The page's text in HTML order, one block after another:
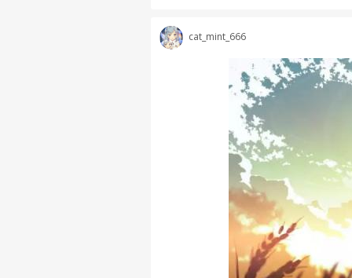
cat_mint_666